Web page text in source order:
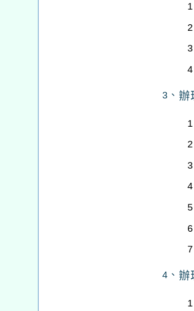
1
2
3
4
3、 辦
1
2
3
4
5
6
7
4、 辦
1